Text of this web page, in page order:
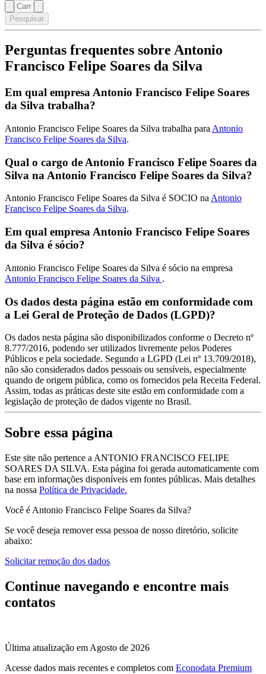
Pesquisar
Perguntas frequentes sobre Antonio
Francisco Felipe Soares da Silva
Em qual empresa Antonio Francisco Felipe Soares
da Silva trabalha?
Antonio Francisco Felipe Soares da Silva trabalha para Antonio
Francisco Felipe Soares da Silva.
Qual o cargo de Antonio Francisco Felipe Soares da
Silva na Antonio Francisco Felipe Soares da Silva?
Antonio Francisco Felipe Soares da Silva é SOCIO naAntonio
Francisco Felipe Soares da Silva.
Em qual empresa Antonio Francisco Felipe Soares
da Silva é sócio?
Antonio Francisco Felipe Soares da Silva é sócio na empresa
Antonio Francisco Felipe Soares da Silva .
Os dados desta página estão em conformidade com
a Lei Geral de Proteção de Dados (LGPD)?
Os dados nesta página são disponibilizados conforme o Decreto nº
8.777/2016, podendo ser utilizados livremente pelos Poderes
Públicos e pela sociedade. Segundo a LGPD (Lei nº 13.709/2018),
não são considerados dados pessoais ou sensíveis, especialmente
quando de origem pública, como os fornecidos pela Receita Federal.
Assim, todas as práticas deste site estão em conformidade com a
legislação de proteção de dados vigente no Brasil.
Sobre essa página
Este site não pertence a ANTONIO FRANCISCO FELIPE
SOARES DA SILVA. Esta página foi gerada automaticamente com
base em informações disponíveis em fontes públicas. Mais detalhes
na nossa Política de Privacidade.
Você é Antonio Francisco Felipe Soares da Silva?
Se você deseja remover essa pessoa de nosso diretório, solicite
abaixo:
Solicitar remoção dos dados
Continue navegando e encontre mais
contatos
Última atualização em Agosto de 2026
Acesse dados mais recentes e completos com Econodata Premium